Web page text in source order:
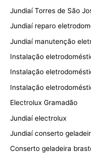
Jundiaí Torres de São
Jundiaí reparo
Jundiaí manutenção
Instalação
Instalação
Instalação
Electrolux Gramadão
Jundiaí electrolux
Jundiaí conserto
Conserto geladeira